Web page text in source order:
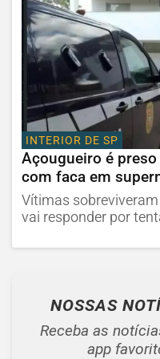
INTERIOR DE SP
Açougueiro é
com faca em
Vítimas
vai responder por
NOSSAS
Receba as
app